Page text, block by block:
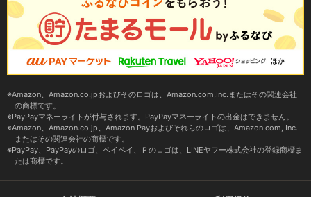
Amazon、Amazon.co.jpおよびそのロゴは、Amazon.com,Inc.またはその関連会社
の商標です。
PayPayマネーライトが付与されます。PayPayマネーライトの出金はできません。
Amazon、Amazon.co.jp、Amazon Payおよびそれらのロゴは、Amazon.com, Inc.
またはその関連会社の商標です。
PayPay、PayPayのロゴ、ペイペイ、Ｐのロゴは、LINEヤフー株式会社の登録商標ま
たは商標です。